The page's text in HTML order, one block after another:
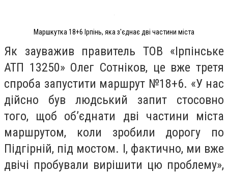
Маршкутка 18+6 Ірпінь, яка з'єднає дві частини міста
Як зауважив правитель ТОВ «Ірпінське
АТП 13250» Олег Сотніков, це вже третя
спроба запустити маршрут №18+6. «У нас
дійсно був людський запит стосовно
того, щоб об’єднати дві частини міста
маршрутом, коли зробили дорогу по
Підгірній, під мостом. І, фактично, ми вже
двічі пробували вирішити цю проблему»,